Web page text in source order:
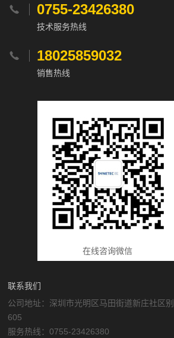
 0755-23426380
技术服务热线
 18025859032
销售热线
在线咨询微信
联系我们
公司地址：深圳市光明区马田街道新庄社区
605
服务热线：0755-23426380